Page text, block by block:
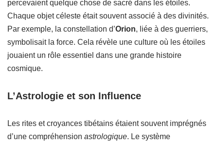
percevaient quelque chose de sacré dans les étoiles.
Chaque objet céleste était souvent associé à des divinités.
Par exemple, la constellation d’Orion, liée à des guerriers,
symbolisait la force. Cela révèle une culture où les étoiles
jouaient un rôle essentiel dans une grande histoire
cosmique.
L’Astrologie et son Influence
Les rites et croyances tibétains étaient souvent imprégnés
d’une compréhension astrologique. Le système